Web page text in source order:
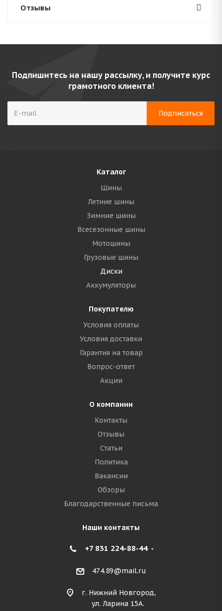
Отзывы
Подпишитесь на нашу рассылку, и получите курс
грамотного клиента!
Каталог
Шины
Летние шины
Зимние шины
Всесезонные шины
Мотошины
Грузовые шины
Диски
Аккумуляторы
Покупателю
Условия оплаты
Условия доставки
Гарантия на товар
Вопрос-ответ
Акции
О компании
Контакты
Отзывы
Статьи
Политика
Вакансии
Обзоры
Благодарственные письма
Наши контакты
+7 831 224-88-44
474.89@mail.ru
г. Нижний Новгород,
ул. Ларина 15А.